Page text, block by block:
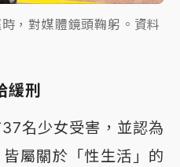
，對媒體鏡頭鞠躬。資料
緩刑
名少女受害，並認為
屬關於「性生活」的